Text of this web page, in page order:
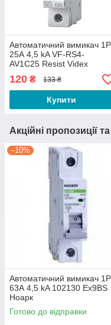
Автоматичний вимикач 1P
25А 4,5 kA VF-RS4-
AV1C25 Resist Videx
120 ₴ 133 ₴
Купити
Акційні пропозиції
–10%
Автоматичний вимикач 1P
63А 4,5 kA 102130 Ex9BS
Ноарк
Готово до відправки